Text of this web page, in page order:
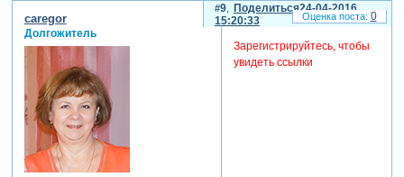
Поделиться
9
24-04-2016
15:20:33
caregor
Долгожитель
Зарегистрируйтесь, чтобы
увидеть ссылки
0